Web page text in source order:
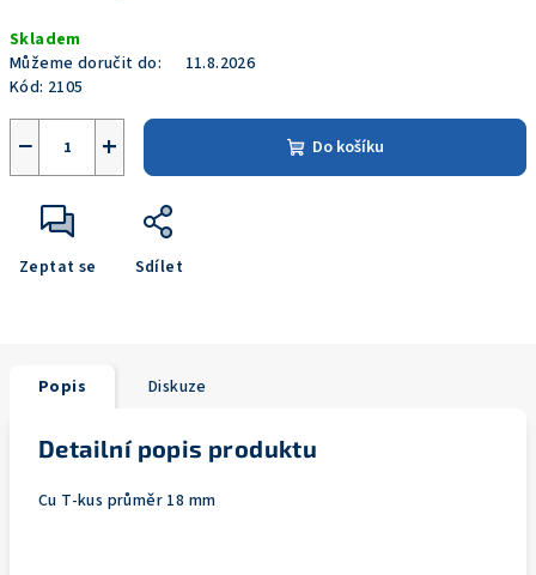
cena:
Skladem
Můžeme doručit do:
11.8.2026
Kód: 2105
+
− Do košíku
Zeptat se Sdílet
Popis Diskuze
Detailní popis produktu
Cu T-kus průměr 18 mm